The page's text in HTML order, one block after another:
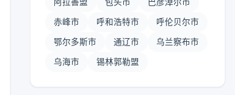
赤峰市 呼和浩特市 呼伦贝尔市
鄂尔多斯市 通辽市 乌兰察布市
乌海市 锡林郭勒盟